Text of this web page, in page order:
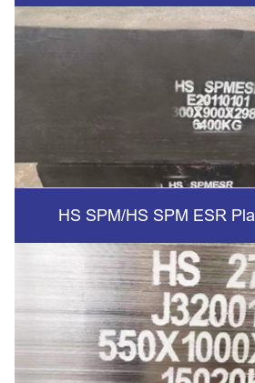
HS SPM/HS SPM ESR